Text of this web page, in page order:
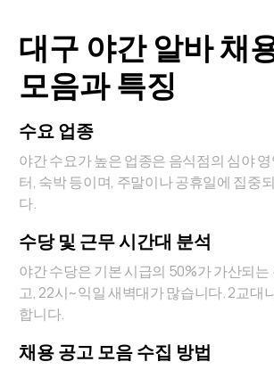
대구 야간 알바 채
모음과 특징
수요 업종
야간 수요가 높은 업종은 음식점의 심야
터, 숙박 등이며, 주말이나 공휴일에 집중
다.
수당 및 근무 시간대 분석
야간 수당은 기본 시급의 50%가 가산되는
고, 22시~익일 새벽대가 많습니다. 2교대
합니다.
채용 공고 모음 수집 방법